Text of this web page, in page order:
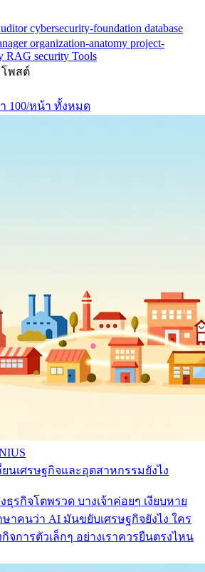
cybersecurity-foundation database
organization-anatomy project-
RAG security Tools
โพสต์
100/หน้า ทั้งหมด
ยนเศรษฐกิจและอุตสาหกรรมยังไง
รกิจโตพรวด บางเจ้าค่อยๆ เงียบหาย
าคนว่า AI มันขยับเศรษฐกิจยังไง ใคร
จการตัวเล็กๆ อย่างเราควรยืนตรงไหน